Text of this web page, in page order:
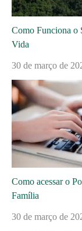
Como Funciona o
Vida
30 de março de
Como acessar o
Família
30 de março de